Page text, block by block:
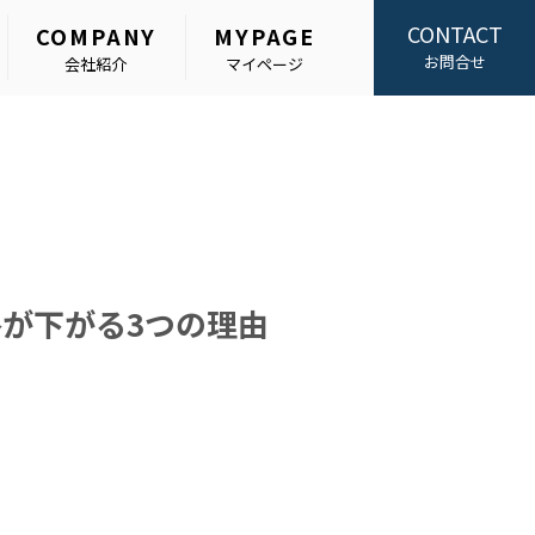
COMPANY
会社紹介
MYPAGE
マイページ
CONTACT
お問合せ
下がる3つの理由